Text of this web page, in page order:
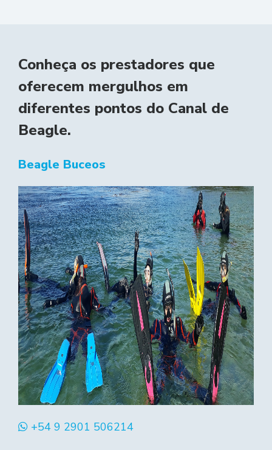
Conheça os prestadores que
oferecem mergulhos em
diferentes pontos do Canal de
Beagle.
Beagle Buceos
+54 9 2901 506214